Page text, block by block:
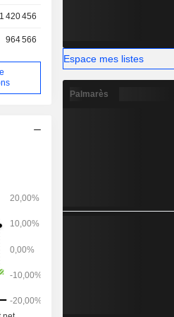
sont Flux
1 420 456
964 566
Espace mes listes
Palmarès